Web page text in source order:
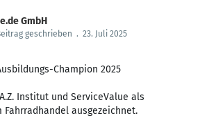
GmbH
geschrieben . 23. Juli 2025
Champion 2025
Institut und ServiceValue als
Fahrradhandel ausgezeichnet.